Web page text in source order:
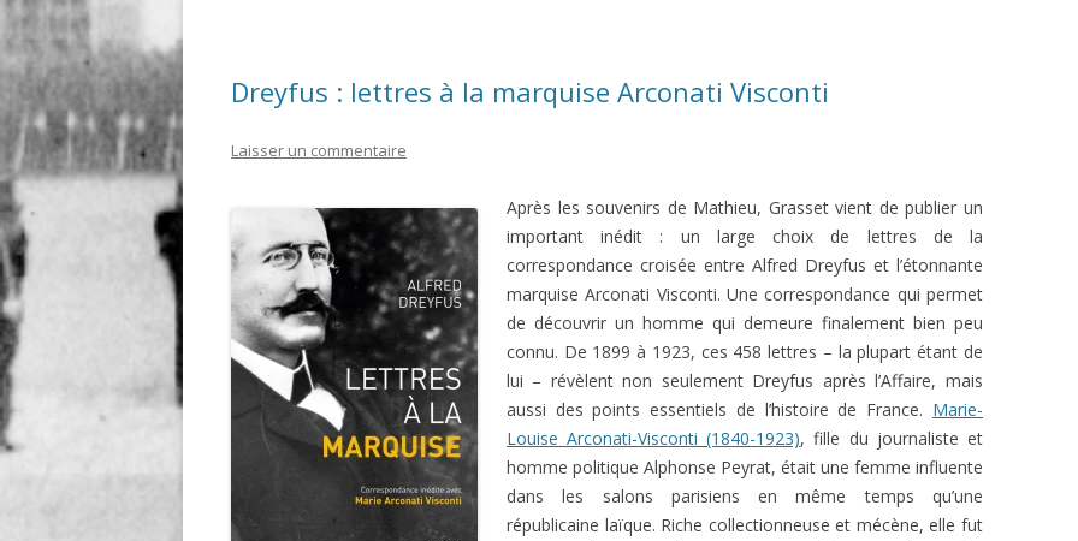
Dreyfus : lettres à la marquise Arconati Visconti
Laisser un commentaire
Après les souvenirs de Mathieu, Grasset vient de publier un
important inédit : un large choix de lettres de la
correspondance croisée entre Alfred Dreyfus et l’étonnante
marquise Arconati Visconti. Une correspondance qui permet
de découvrir un homme qui demeure finalement bien peu
connu. De 1899 à 1923, ces 458 lettres – la plupart étant de
lui – révèlent non seulement Dreyfus après l’Affaire, mais
aussi des points essentiels de l’histoire de France. Marie-
Louise Arconati-Visconti (1840-1923), fille du journaliste et
homme politique Alphonse Peyrat, était une femme influente
dans les salons parisiens en même temps qu’une
républicaine laïque. Riche collectionneuse et mécène, elle fut